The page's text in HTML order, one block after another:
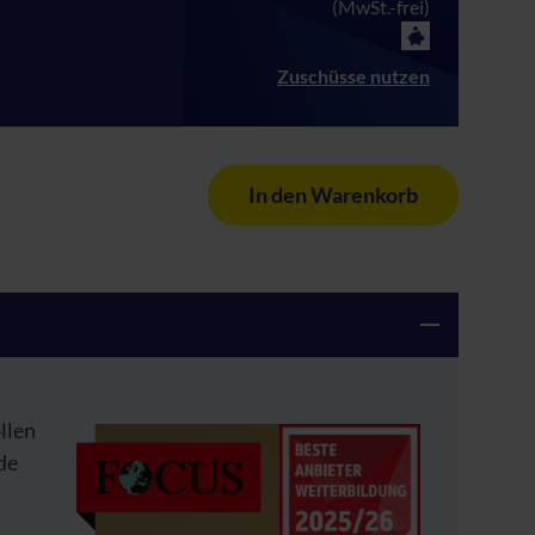
(MwSt.-frei)
Zuschüsse nutzen
In den Warenkorb